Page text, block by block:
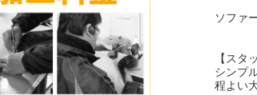
ソファ
【スタ
シンプ
程よい